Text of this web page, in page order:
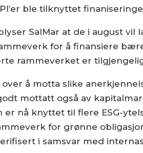
ble tilknyttet
SalMar at de i august
for å finansiere
rammeverket er
over å motta slike
mottatt også av
er nå knyttet til flere ESG-
for grønne
i samsvar med